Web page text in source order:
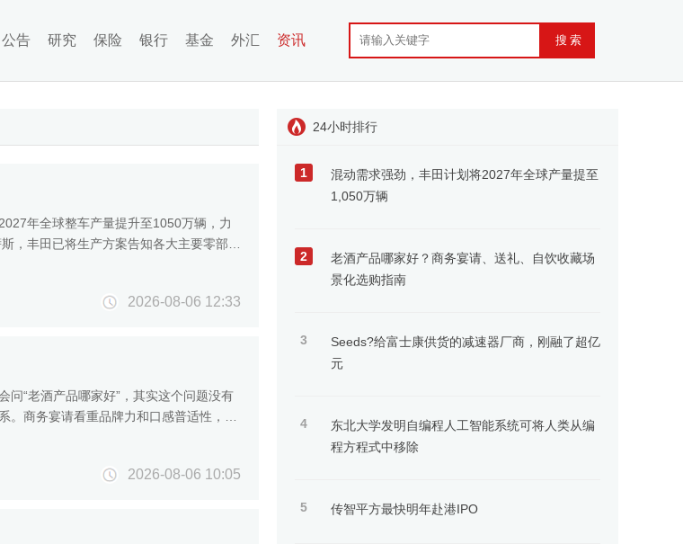
公告 研究 保险 银行 基金 外汇 资讯
年全球整车产量提升至1050万辆，力
，丰田已将生产方案告知各大主要零部件
2026-08-06 12:33
“老酒产品哪家好”，其实这个问题没有
商务宴请看重品牌力和口感普适性，送
2026-08-06 10:05
24小时排行
1
混动需求强劲，丰田计划将2027年全球产量提至
1,050万辆
2
老酒产品哪家好？商务宴请、送礼、自饮收藏场
景化选购指南
3
Seeds?给富士康供货的减速器厂商，刚融了超亿
元
4
东北大学发明自编程人工智能系统可将人类从编
程方程式中移除
5 传智平方最快明年赴港IPO